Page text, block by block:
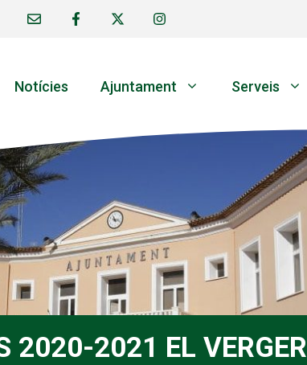
Notícies Ajuntament Serveis
2020-2021 EL VERGER